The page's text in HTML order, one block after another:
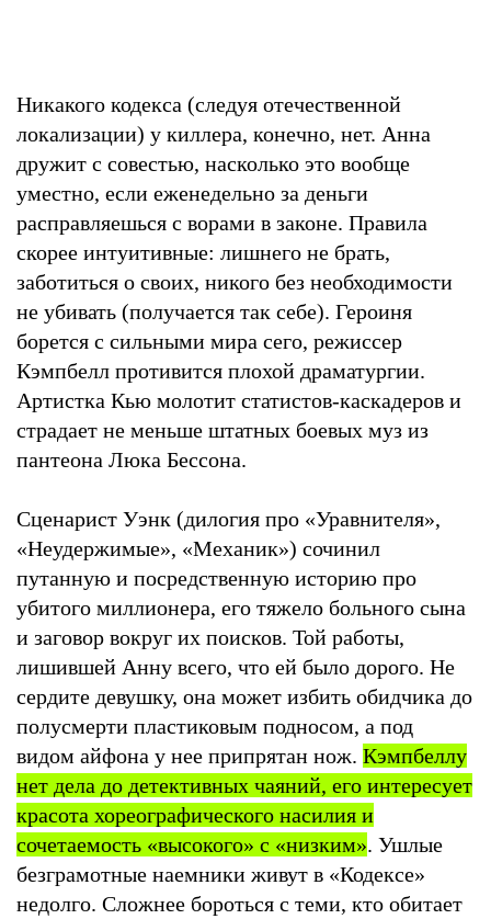
Никакого кодекса (следуя отечественной
локализации) у киллера, конечно, нет. Анна
дружит с совестью, насколько это вообще
уместно, если еженедельно за деньги
расправляешься с ворами в законе. Правила
скорее интуитивные: лишнего не брать,
заботиться о своих, никого без необходимости
не убивать (получается так себе). Героиня
борется с сильными мира сего, режиссер
Кэмпбелл противится плохой драматургии.
Артистка Кью молотит статистов-каскадеров и
страдает не меньше штатных боевых муз из
пантеона Люка Бессона.
Сценарист Уэнк (дилогия про «Уравнителя»,
«Неудержимые», «Механик») сочинил
путанную и посредственную историю про
убитого миллионера, его тяжело больного сына
и заговор вокруг их поисков. Той работы,
лишившей Анну всего, что ей было дорого. Не
сердите девушку, она может избить обидчика до
полусмерти пластиковым подносом, а под
видом айфона у нее припрятан нож. Кэмпбеллу
нет дела до детективных чаяний, его интересует
красота хореографического насилия и
сочетаемость «высокого» с «низким». Ушлые
безграмотные наемники живут в «Кодексе»
недолго. Сложнее бороться с теми, кто обитает